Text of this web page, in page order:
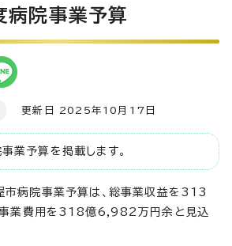
院事業予算
更新日 2025年10月17日
業予算を掲載します。
病院事業予算は、総事業収益を313
業費用を318億6,982万円余と見込